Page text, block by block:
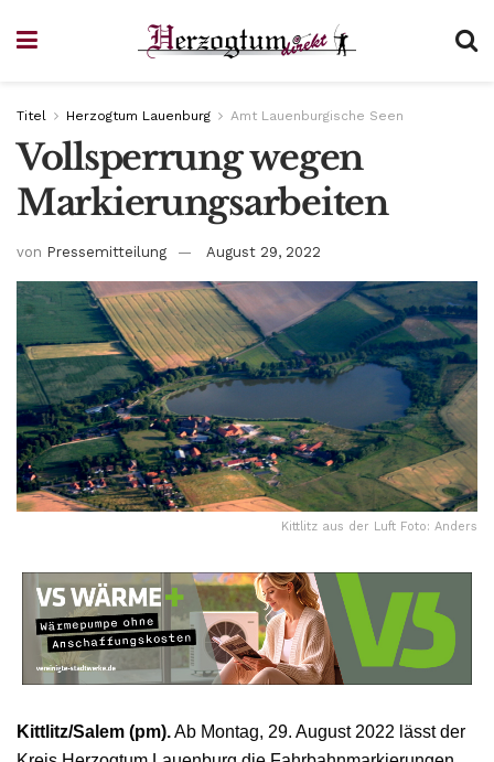
Titel Herzogtum Lauenburg Amt Lauenburgische Seen
Vollsperrung wegen
Markierungsarbeiten
von Pressemitteilung August 29, 2022
Kittlitz aus der Luft Foto: Anders
Kittlitz/Salem (pm).Ab Montag, 29. August 2022 lässt der